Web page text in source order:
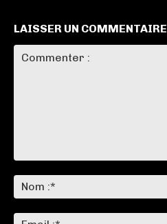
LAISSER UN COMMENTAIRE